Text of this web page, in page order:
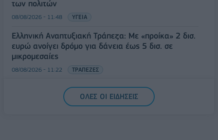
των πολιτών
08/08/2026 - 11:48 ΥΓΕΙΑ
Ελληνική Αναπτυξιακή Τράπεζα: Με «προίκα» 2 δισ.
ευρώ ανοίγει δρόμο για δάνεια έως 5 δισ. σε
μικρομεσαίες
08/08/2026 - 11:22 ΤΡΑΠΕΖΕΣ
5G παντού, 6G στον ορίζοντα: Πού βρίσκεται η
Ελλάδα στη μεγάλη τεχνολογική μετάβαση
ΟΛΕΣ ΟΙ ΕΙΔΗΣΕΙΣ